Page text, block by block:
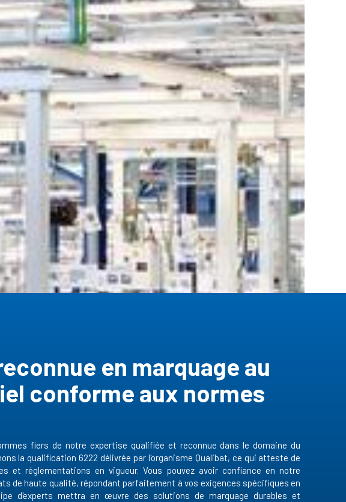
en marquage au
conforme aux normes
fiers de notre expertise qualifiée et reconnue dans le domaine du
la qualification 6222 délivrée par l'organisme Qualibat, ce qui atteste de
et réglementations en vigueur. Vous pouvez avoir confiance en notre
de haute qualité, répondant parfaitement à vos exigences spécifiques en
d'experts mettra en œuvre des solutions de marquage durables et